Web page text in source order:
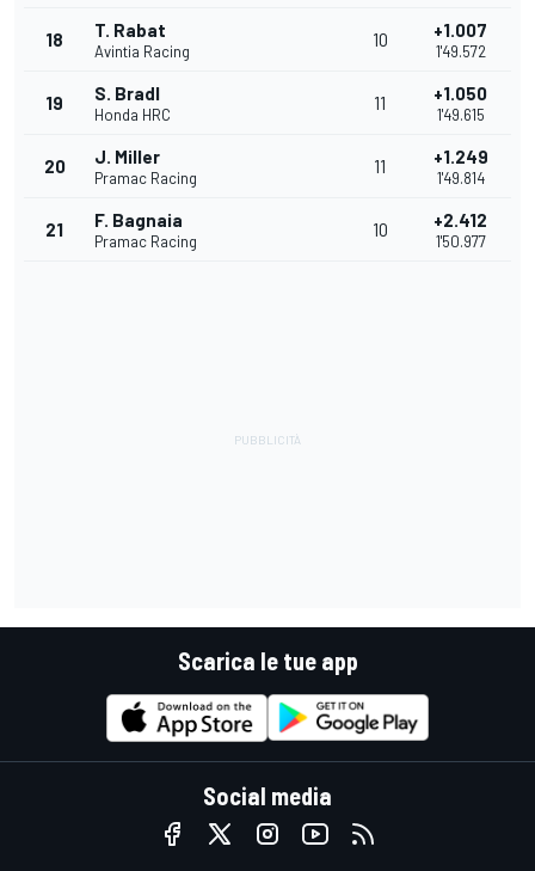
18 T. Rabat
Avintia Racing
10 +1.007
1'49.572
19 S. Bradl
Honda HRC
11 +1.050
1'49.615
20 J. Miller
Pramac Racing
11 +1.249
1'49.814
21 F. Bagnaia
Pramac Racing
10 +2.412
1'50.977
Scarica le tue app
Social media